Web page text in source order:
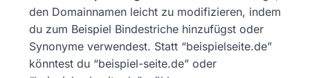
den Domainnamen leicht zu modifizieren, indem
du zum Beispiel Bindestriche hinzufügst oder
Synonyme verwendest. Statt “beispielseite.de”
könntest du “beispiel-seite.de” oder